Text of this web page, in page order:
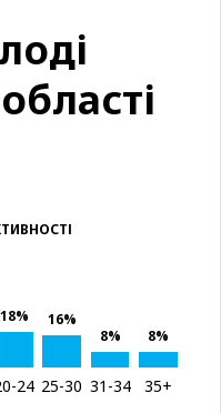
18%
16%
8%
8%
24 25-30 31-34 35+